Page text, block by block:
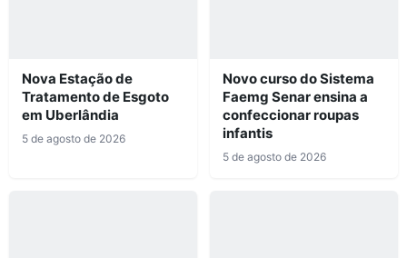
Nova Estação de
Tratamento de Esgoto
em Uberlândia
5 de agosto de 2026
Novo curso do Sistema
Faemg Senar ensina a
confeccionar roupas
infantis
5 de agosto de 2026